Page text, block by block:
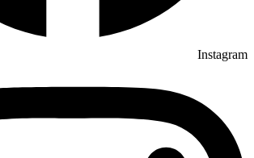
Instagram